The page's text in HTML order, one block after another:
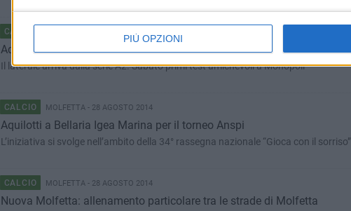
PIÙ OPZIONI
CALCIO MOLFETTA - 28 AGOSTO 2014
Aquile Molfetta: preso Pedone dalla Salinis di Margherita di Savoia
Il laterale arriva dalla serie A2. Sabato primi test amichevoli a Monopoli
CALCIO MOLFETTA - 28 AGOSTO 2014
Aquilotti a Bellaria Igea Marina per il torneo Anspi
L’iniziativa si svolge nell’ambito della 34° rassegna nazionale “Gioca con il sorriso”
CALCIO MOLFETTA - 28 AGOSTO 2014
Nuova Molfetta: allenamento particolare tra le strade di Molfetta